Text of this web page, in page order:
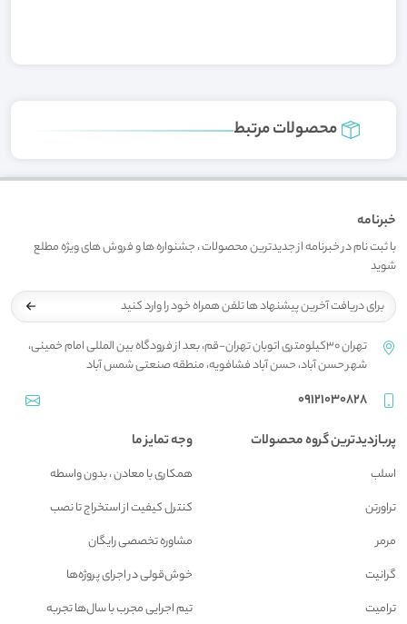
محصولات مرتبط
خبرنامه
با ثبت نام در خبرنامه از جدیدترین محصولات ، جشنواره ها و فروش های ویژه مطلع
شوید
تهران 30کیلومتری اتوبان تهران-قم، بعد از فرودگاه بین المللی امام خمینی،
شهر حسن آباد، حسن آباد فشافویه، منطقه صنعتی شمس آباد
09121030828
پربازدیدترین گروه محصولات
اسلب
تراورتن
مرمر
گرانیت
ترامیت
وجه تمایز ما
همکاری با معادن ، بدون واسطه
کنترل کیفیت از استخراج تا نصب
مشاوره تخصصی رایگان
خوش‌قولی در اجرای پروژه‌ها
تیم اجرایی مجرب با سال‌ها تجربه